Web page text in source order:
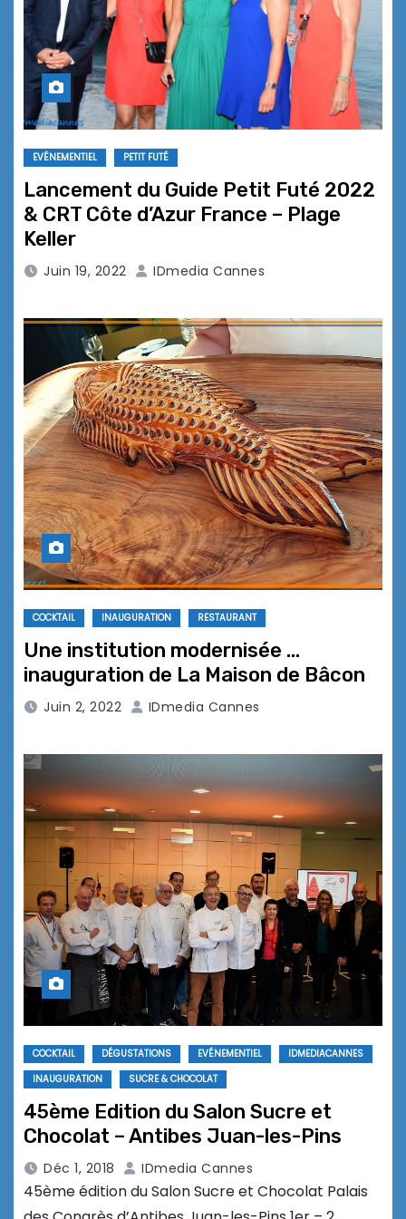
EVÉNEMENTIEL PETIT FUTÉ
Lancement du Guide Petit Futé 2022
& CRT Côte d’Azur France – Plage
Keller
Juin 19, 2022 IDmedia Cannes
COCKTAIL INAUGURATION RESTAURANT
Une institution modernisée …
inauguration de La Maison de Bâcon
Juin 2, 2022 IDmedia Cannes
COCKTAIL DÉGUSTATIONS EVÉNEMENTIEL
IDMEDIACANNES
INAUGURATION
SUCRE & CHOCOLAT
45ème Edition du Salon Sucre et
Chocolat – Antibes Juan-les-Pins
Déc 1, 2018 IDmedia Cannes
45ème édition du Salon Sucre et Chocolat Palais